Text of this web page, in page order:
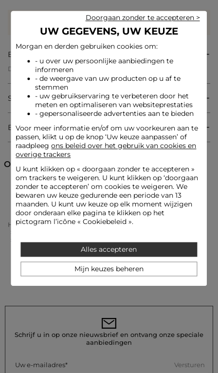
19 hartjes met dit product
Log in of registreer
Beschrijving
Dit T-shirt met een rechte snit flatteert alle silhouetten met
eenvoud. De delicate ruches voegen een vrouwelijke en
elegante touch toe, perfect voor een beheerst casual-chique
stijl. Ideaal om uw dagelijkse outfits compleet te maken
terwijl u modern en verfijnd blijft.
Rechte snit
Ronde hals
Korte mouwen
Look ideeën
NA
Onderhoudsadvies
Was uw T-shirt op 30°C met een fijnwasprogramma om de
kwaliteit van het breisel te behouden. Strijken is mogelijk:
gebruik een lage temperatuur (maximaal 110°) en vermijd het
gebruik van stoom, want dat wordt sterk afgeraden. Gebruik
geen wasdroger, ook dat wordt sterk afgeraden.
Referentie: 32536311047920931 261-DUPAIN
Samenstelling & onderhoud
Bezorging & Retourzending
Ontdek ook
T-shirts korte mouwen Tops en T-shirts
Home Kleding Vrouw
Tops En T-Shirts Vrouw
Schrijf u in op onze nieuwsbrief en ontvang onze speciale
aanbiedingen
Uw e-mailadres Versturen
UW GEGEVENS, UW KEUZE
Morgan en derden gebruiken cookies om:
- u over uw persoonlijke aanbiedingen te
informeren
- de weergave van uw producten op u af te
stemmen
- uw gebruikservaring te verbeteren door het
meten en optimaliseren van websiteprestaties
- gepersonaliseerde advertenties aan te bieden
Voor meer informatie en/of om uw voorkeuren aan te
passen, klikt u op de knop ‘Uw keuze aanpassen’ of
raadpleegons beleid over het gebruik van cookies en
overige trackers
U kunt klikken op « doorgaan zonder te accepteren»
om trackers te weigeren. U kunt klikken op ‘doorgaan
zonder te accepteren’ om cookies te weigeren. We
bewaren uw keuze gedurende een periode van 13
maanden. U kunt uw keuze op elk moment wijzigen
door onderaan elke pagina te klikken op het
pictogram l’icône « Cookiebeleid ».
Alles accepteren
Doorgaan zonder te accepteren >
Mijn keuzes beheren